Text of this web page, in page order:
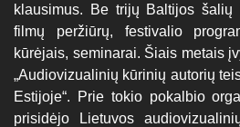
klausimus. Be trijų Baltijos
filmų peržiūrų, festivalio
kūrėjais, seminarai. Šiais metais
„Audiovizualinių kūrinių autorių
Estijoje“. Prie tokio pokalbio
prisidėjo Lietuvos